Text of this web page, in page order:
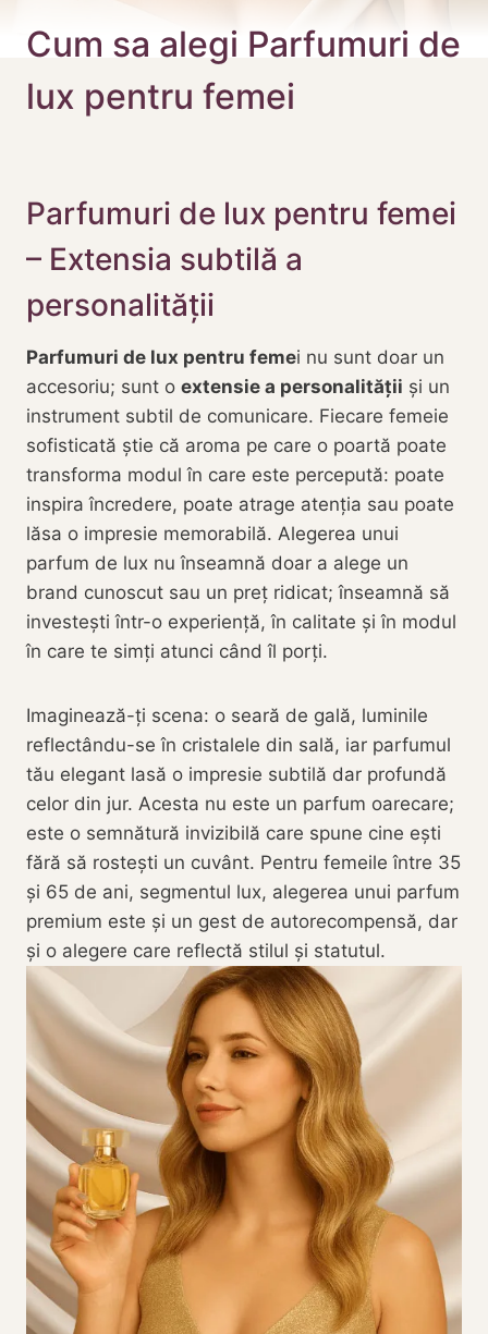
Cum sa alegi Parfumuri de
lux pentru femei
Parfumuri de lux pentru femei
– Extensia subtilă a
personalității
Parfumuri de lux pentru femei nu sunt doar un
accesoriu; sunt o extensie a personalității și un
instrument subtil de comunicare. Fiecare femeie
sofisticată știe că aroma pe care o poartă poate
transforma modul în care este percepută: poate
inspira încredere, poate atrage atenția sau poate
lăsa o impresie memorabilă. Alegerea unui
parfum de lux nu înseamnă doar a alege un
brand cunoscut sau un preț ridicat; înseamnă să
investești într-o experiență, în calitate și în modul
în care te simți atunci când îl porți.
Imaginează-ți scena: o seară de gală, luminile
reflectându-se în cristalele din sală, iar parfumul
tău elegant lasă o impresie subtilă dar profundă
celor din jur. Acesta nu este un parfum oarecare;
este o semnătură invizibilă care spune cine ești
fără să rostești un cuvânt. Pentru femeile între 35
și 65 de ani, segmentul lux, alegerea unui parfum
premium este și un gest de autorecompensă, dar
și o alegere care reflectă stilul și statutul.